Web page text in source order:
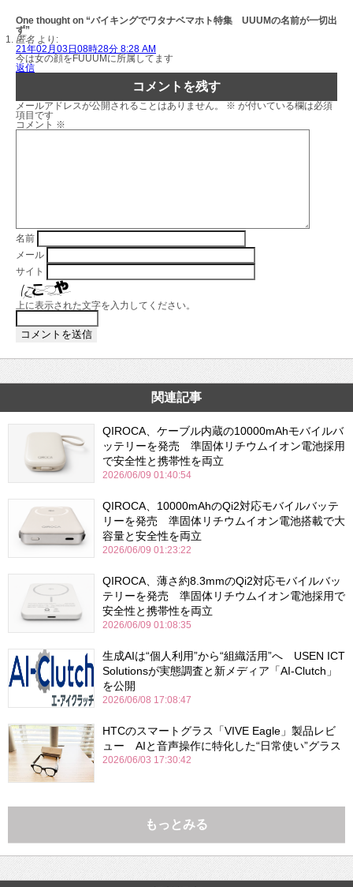
One thought on “バイキングでワタナベマホト特集 UUUMの名前が一切出
ず”
匿名 より:
21年02月03日08時28分 8:28 AM
今は女の顔をFUUUMに所属してます
返信
コメントを残す
メールアドレスが公開されることはありません。 ※ が付いている欄は必須
項目です
コメント ※
名前
メール
サイト
上に表示された文字を入力してください。
関連記事
QIROCA、ケーブル内蔵の10000mAhモバイルバ
ッテリーを発売 準固体リチウムイオン電池採用
で安全性と携帯性を両立
2026/06/09 01:40:54
QIROCA、10000mAhのQi2対応モバイルバッテ
リーを発売 準固体リチウムイオン電池搭載で大
容量と安全性を両立
2026/06/09 01:23:22
QIROCA、薄さ約8.3mmのQi2対応モバイルバッ
テリーを発売 準固体リチウムイオン電池採用で
安全性と携帯性を両立
2026/06/09 01:08:35
生成AIは“個人利用”から“組織活用”へ USEN ICT
Solutionsが実態調査と新メディア「AI-Clutch」
を公開
2026/06/08 17:08:47
HTCのスマートグラス「VIVE Eagle」製品レビ
ュー AIと音声操作に特化した“日常使い”グラス
2026/06/03 17:30:42
もっとみる